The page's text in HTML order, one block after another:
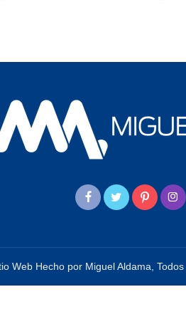
Web Hecho por Miguel Aldama,